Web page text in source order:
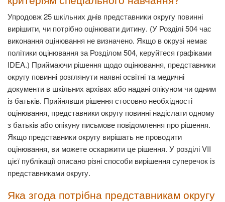
Упродовж 25 шкільних днів представники округу повинні
вирішити, чи потрібно оцінювати дитину. (У Розділі 504 час
виконання оцінювання не визначено. Якщо в окрузі немає
політики оцінювання за Розділом 504, керуйтеся графіками
IDEA.) Приймаючи рішення щодо оцінювання, представники
округу повинні розглянути наявні освітні та медичні
документи в шкільних архівах або надані опікуном чи одним
із батьків. Прийнявши рішення стосовно необхідності
оцінювання, представники округу повинні надіслати одному
з батьків або опікуну письмове повідомлення про рішення.
Якщо представники округу вирішать не проводити
оцінювання, ви можете оскаржити це рішення. У розділі VII
цієї публікації описано різні способи вирішення суперечок із
представниками округу.
Яка згода потрібна представникам округу